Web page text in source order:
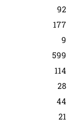
92
177
9
599
114
28
44
21